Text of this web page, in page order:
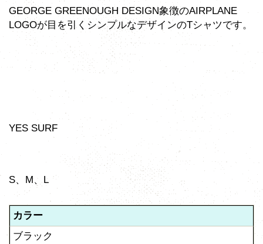
GEORGE GREENOUGH DESIGN象徴のAIRPLANE
LOGOが目を引くシンプルなデザインのTシャツです。
YES SURF
S、M、L
カラー
ブラック